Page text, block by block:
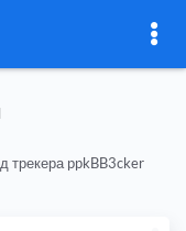
трекера ppkBB3cker